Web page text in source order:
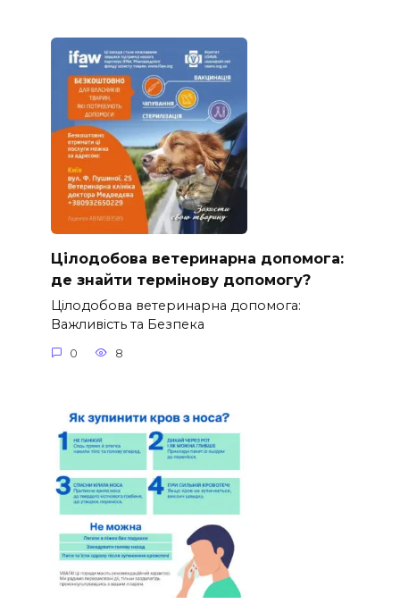
Цілодобова ветеринарна допомога:
де знайти термінову допомогу?
Цілодобова ветеринарна допомога:
Важливість та Безпека
0 8